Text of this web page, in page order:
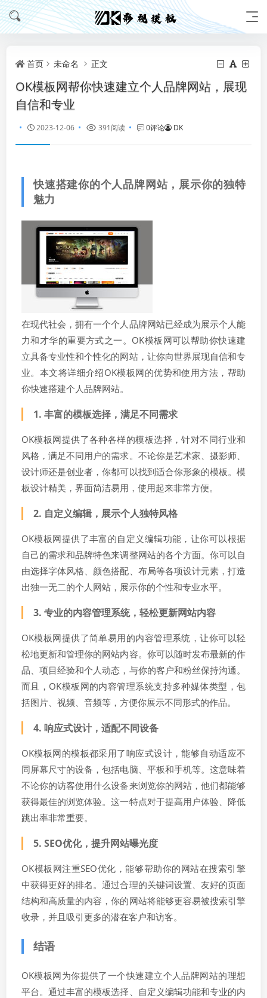
首页 未命名 正文
OK模板网帮你快速建立个人品牌网站，展现
自信和专业
2023-12-06 391阅读 0评论 DK
快速搭建你的个人品牌网站，展示你的独特
魅力
在现代社会，拥有一个个人品牌网站已经成为展示个人能
力和才华的重要方式之一。OK模板网可以帮助你快速建
立具备专业性和个性化的网站，让你向世界展现自信和专
业。本文将详细介绍OK模板网的优势和使用方法，帮助
你快速搭建个人品牌网站。
1. 丰富的模板选择，满足不同需求
OK模板网提供了各种各样的模板选择，针对不同行业和
风格，满足不同用户的需求。不论你是艺术家、摄影师、
设计师还是创业者，你都可以找到适合你形象的模板。模
板设计精美，界面简洁易用，使用起来非常方便。
2. 自定义编辑，展示个人独特风格
OK模板网提供了丰富的自定义编辑功能，让你可以根据
自己的需求和品牌特色来调整网站的各个方面。你可以自
由选择字体风格、颜色搭配、布局等各项设计元素，打造
出独一无二的个人网站，展示你的个性和专业水平。
3. 专业的内容管理系统，轻松更新网站内容
OK模板网提供了简单易用的内容管理系统，让你可以轻
松地更新和管理你的网站内容。你可以随时发布最新的作
品、项目经验和个人动态，与你的客户和粉丝保持沟通。
而且，OK模板网的内容管理系统支持多种媒体类型，包
括图片、视频、音频等，方便你展示不同形式的作品。
4. 响应式设计，适配不同设备
OK模板网的模板都采用了响应式设计，能够自动适应不
同屏幕尺寸的设备，包括电脑、平板和手机等。这意味着
不论你的访客使用什么设备来浏览你的网站，他们都能够
获得最佳的浏览体验。这一特点对于提高用户体验、降低
跳出率非常重要。
5. SEO优化，提升网站曝光度
OK模板网注重SEO优化，能够帮助你的网站在搜索引擎
中获得更好的排名。通过合理的关键词设置、友好的页面
结构和高质量的内容，你的网站将能够更容易被搜索引擎
收录，并且吸引更多的潜在客户和访客。
结语
OK模板网为你提供了一个快速建立个人品牌网站的理想
平台。通过丰富的模板选择、自定义编辑功能和专业的内